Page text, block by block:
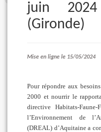
juin
(Gironde)
Mise en ligne le 15/05/2024
Pour répondre aux
2000 et nourrir le
directive Habitats-
l’Environnement de
(DREAL) d’Aquitaine a